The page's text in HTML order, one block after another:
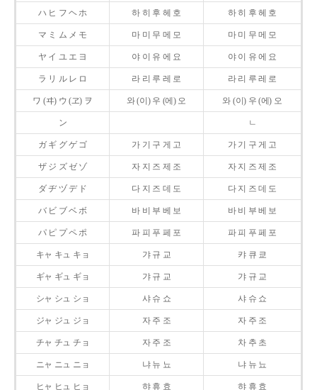
ハ ヒ フ ヘ ホ 하 히 후 헤 호 하 히 후 헤 호
マ ミ ム メ モ 마 미 무 메 모 마 미 무 메 모
ヤ イ ユ エ ヨ 야 이 유 에 요 야 이 유 에 요
ラ リ ル レ ロ 라 리 루 레 로 라 리 루 레 로
ワ (ヰ) ウ (ヱ) ヲ 와 (이) 우 (에) 오 와 (이) 우 (에) 오
ン ㄴ
ガ ギ グ ゲ ゴ 가 기 구 게 고 가 기 구 게 고
ザ ジ ズ ゼ ゾ 자 지 즈 제 조 자 지 즈 제 조
ダ ヂ ヅ デ ド 다 지 즈 데 도 다 지 즈 데 도
バ ビ ブ ベ ボ 바 비 부 베 보 바 비 부 베 보
パ ピ プ ペ ポ 파 피 푸 페 포 파 피 푸 페 포
キャ キュ キョ 갸 규 교 캬 큐 쿄
ギャ ギュ ギョ 갸 규 교 갸 규 교
シャ シュ ショ 샤 슈 쇼 샤 슈 쇼
ジャ ジュ ジョ 자 주 조 자 주 조
チャ チュ チョ 자 주 조 차 추 초
ニャ ニュ ニョ 냐 뉴 뇨 냐 뉴 뇨
ヒャ ヒュ ヒョ 햐 휴 효 햐 휴 효